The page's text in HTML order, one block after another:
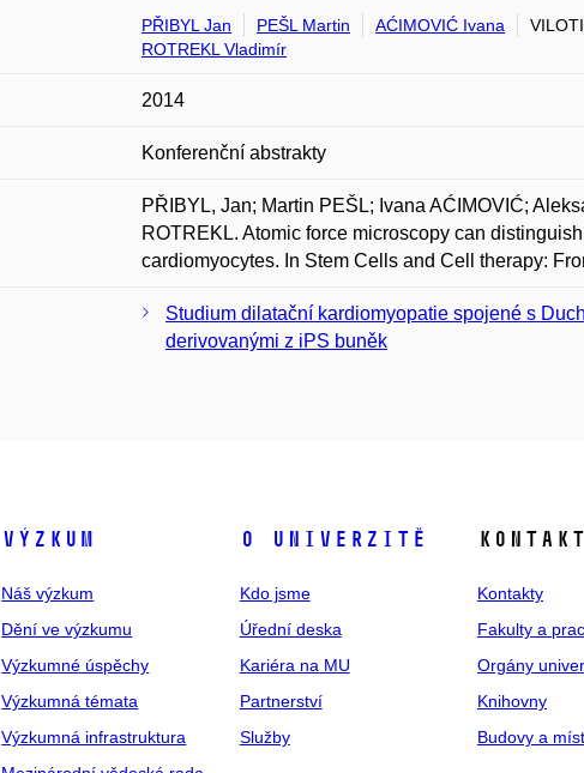
PŘIBYL Jan PEŠL Martin AĆIMOVIĆ Ivana
ROTREKL Vladimír
2014
Konferenční abstrakty
PŘIBYL, Jan; Martin PEŠL; Ivana AĆIMOVIĆ;
ROTREKL. Atomic force microscopy can
cardiomyocytes. In Stem Cells and Cell therapy:
Studium dilatační kardiomyopatie spojené s
derivovanými z iPS buněk
Výzkum
Náš výzkum
Dění ve výzkumu
Výzkumné úspěchy
Výzkumná témata
Výzkumná infrastruktura
O univerzitě
Kdo jsme
Úřední deska
Kariéra na MU
Partnerství
Služby
Kontakty
Fakulty a
Orgány
Knihovny
Budovy a